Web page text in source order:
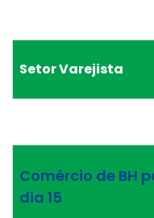
Setor Varejista
Comércio de BH
dia 15